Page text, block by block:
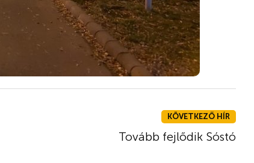
KÖVETKEZŐ HÍR
Tovább fejlődik Sóstó